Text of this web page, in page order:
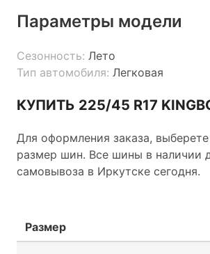
Параметры модели
Сезонность: Лето
Тип автомобиля: Легковая
КУПИТЬ 225/45 R17
Для оформления заказа,
размер шин. Все шины в наличии
самовывоза в Иркутске сегодня.
Размер